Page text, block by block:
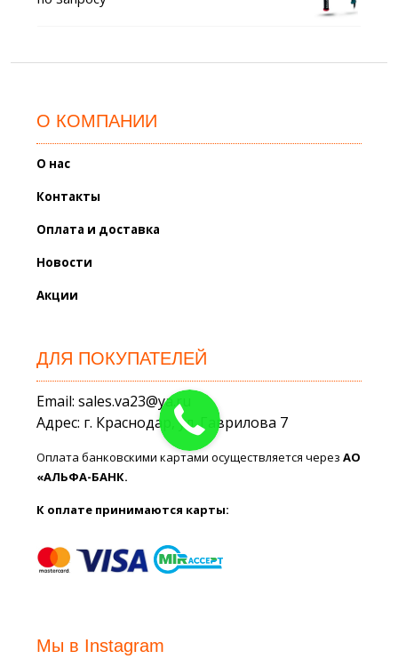
О КОМПАНИИ
О нас
Контакты
Оплата и доставка
Новости
Акции
ДЛЯ ПОКУПАТЕЛЕЙ
Email: sales.va23@ya.ru
Адрес: г. Краснодар, ул. Гаврилова 7
Оплата банковскими картами осуществляется черезАО
«АЛЬФА-БАНК.
К оплате принимаются карты:
Мы в Instagram